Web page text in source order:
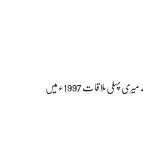
امیرالعظیم صاحب سے میری پہلی ملاقات 1997ء میں